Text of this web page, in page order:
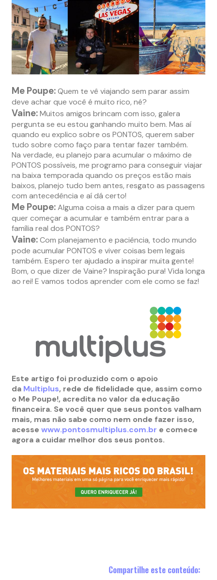
Me Poupe:Quem te vê viajando sem parar assim
deve achar que você é muito rico, né?
Vaine:Muitos amigos brincam com isso, galera
pergunta se eu estou ganhando muito bem. Mas aí
quando eu explico sobre os PONTOS, querem saber
tudo sobre como faço para tentar fazer também.
Na verdade, eu planejo para acumular o máximo de
PONTOS possíveis, me programo para conseguir viajar
na baixa temporada quando os preços estão mais
baixos, planejo tudo bem antes, resgato as passagens
com antecedência e aí dá certo!
Me Poupe:Alguma coisa a mais a dizer para quem
quer começar a acumular e também entrar para a
família real dos PONTOS?
Vaine:Com planejamento e paciência, todo mundo
pode acumular PONTOS e viver coisas bem legais
também. Espero ter ajudado a inspirar muita gente!
Bom, o que dizer de Vaine? Inspiração pura! Vida longa
ao rei! E vamos todos aprender com ele como se faz!
Este artigo foi produzido com o apoio
da Multiplus, rede de fidelidade que, assim como
o Me Poupe!, acredita no valor da educação
financeira. Se você quer que seus pontos valham
mais, mas não sabe como nem onde fazer isso,
acesse www.pontosmultiplus.com.br e comece
agora a cuidar melhor dos seus pontos.
Compartilhe este conteúdo: